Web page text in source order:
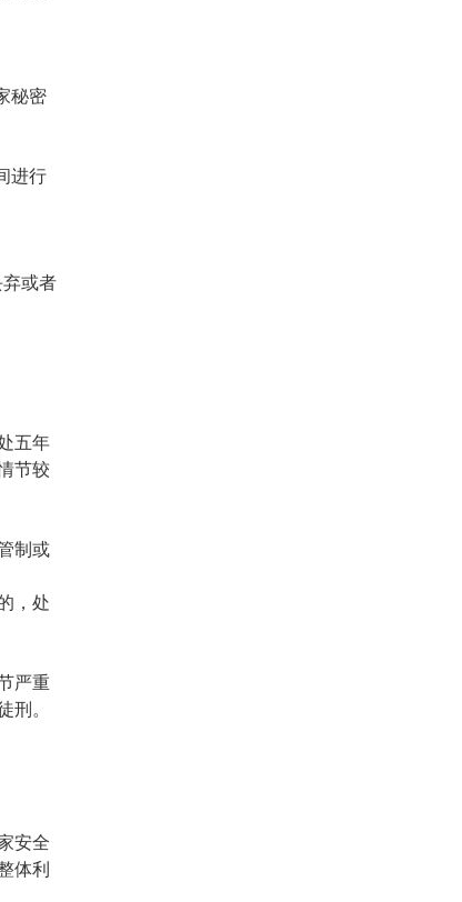
秘密
进行
或者
五年
节较
制或
，处
严重
刑。
安全
体利